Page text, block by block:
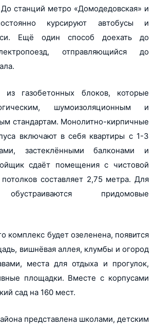
все 9 планировок
станций метро «Домодедовская» и
курсируют автобусы и
Ещё один способ доехать до
отправляющийся до
из газобетонных блоков, которые
шумоизоляционным и
стандартам. Монолитно-кирпичные
включают в себя квартиры с 1-3
застеклёнными балконами и
сдаёт помещения с чистовой
составляет 2,75 метра. Для
придомовые
комплекс будет озеленена, появится
вишнёвая аллея, клумбы и огород
места для отдыха и прогулок,
площадки. Вместе с корпусами
сад на 160 мест.
представлена школами, детским